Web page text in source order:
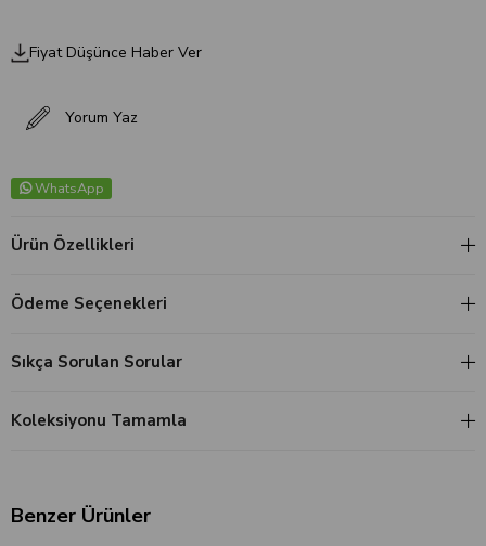
Fiyat Düşünce Haber Ver
Yorum Yaz
WhatsApp
Ürün Özellikleri
Ödeme Seçenekleri
Sıkça Sorulan Sorular
Koleksiyonu Tamamla
Benzer Ürünler